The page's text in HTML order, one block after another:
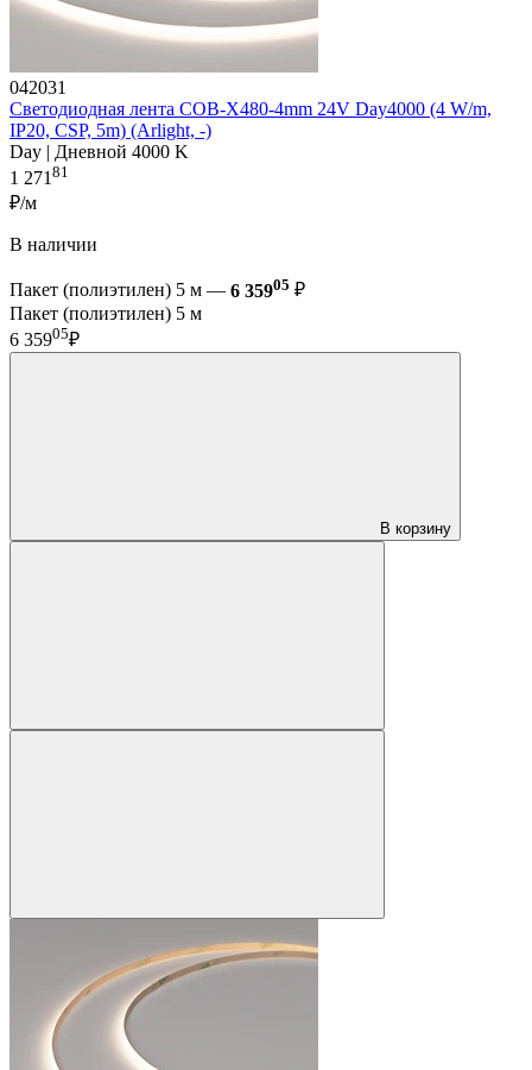
042031
Светодиодная лента COB-X480-4mm 24V Day4000 (4 W/m,
IP20, CSP, 5m) (Arlight, -)
Day | Дневной 4000 K
1 27181
₽/м
В наличии
Пакет (полиэтилен) 5 м — 6 35905 ₽
Пакет (полиэтилен) 5 м
6 35905₽
В корзину